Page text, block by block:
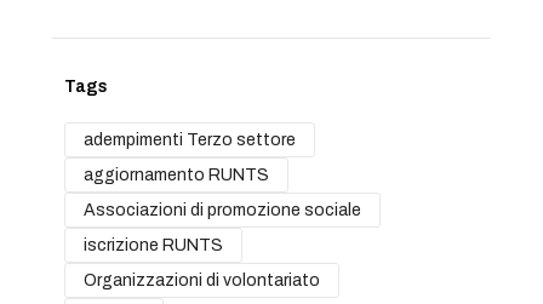
Tags
adempimenti Terzo settore
aggiornamento RUNTS
Associazioni di promozione sociale
iscrizione RUNTS
Organizzazioni di volontariato